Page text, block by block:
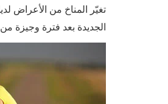
تغيّر المناخ من الأعراض
الجديدة بعد فترة وجيزة من